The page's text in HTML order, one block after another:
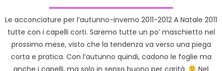
Le acconciature per l’autunno-inverno 2011-2012 A Natale 2011
tutte con i capelli corti. Saremo tutte un po’ maschietto nel
prossimo mese, visto che la tendenza va verso una piega
corta e pratica. Con l’autunno quindi, cadono le foglie ma
anche i capelli, ma solo in senso buono per carità.
Nel